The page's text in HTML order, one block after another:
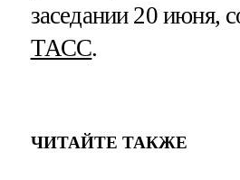
заседании 20 июня,
ТАСС.
ЧИТАЙТЕ ТАКЖЕ